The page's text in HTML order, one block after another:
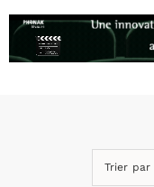
RH et emploi
Trier par